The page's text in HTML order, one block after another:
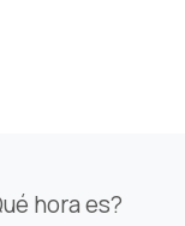
hora es?